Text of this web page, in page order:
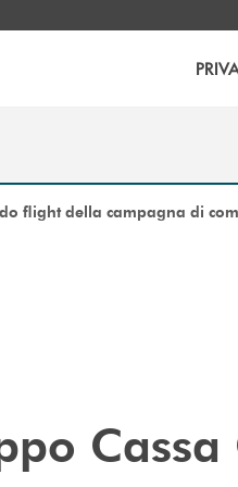
flight della campagna di